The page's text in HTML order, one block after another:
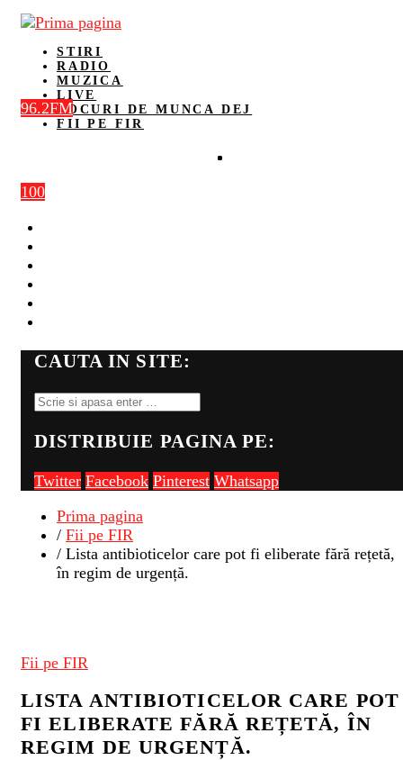
STIRI
RADIO
MUZICA
LIVE
LOCURI DE MUNCA DEJ
FII PE FIR
100
96.2FM
CAUTA IN SITE:
DISTRIBUIE PAGINA PE:
Twitter Facebook Pinterest Whatsapp
Prima pagina
/ Fii pe FIR
/ Lista antibioticelor care pot fi eliberate fără rețetă,
în regim de urgență.
Fii pe FIR
LISTA ANTIBIOTICELOR CARE POT
FI ELIBERATE FĂRĂ REȚETĂ, ÎN
REGIM DE URGENȚĂ.